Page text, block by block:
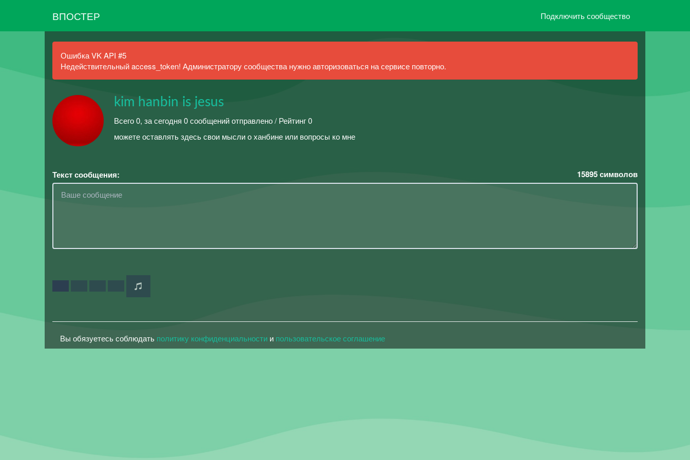
ВПОСТЕР Подключить сообщество
Ошибка VK API #5
Недействительный access_token! Администратору сообщества нужно авторизоваться на сервисе повторно.
kim hanbin is jesus
Всего 0, за сегодня 0 сообщений отправлено / Рейтинг 0
можете оставлять здесь свои мысли о ханбине или вопросы ко мне
Текст сообщения: 15895символов
Вы обязуетесь соблюдать политику конфиденциальности и пользовательское соглашение